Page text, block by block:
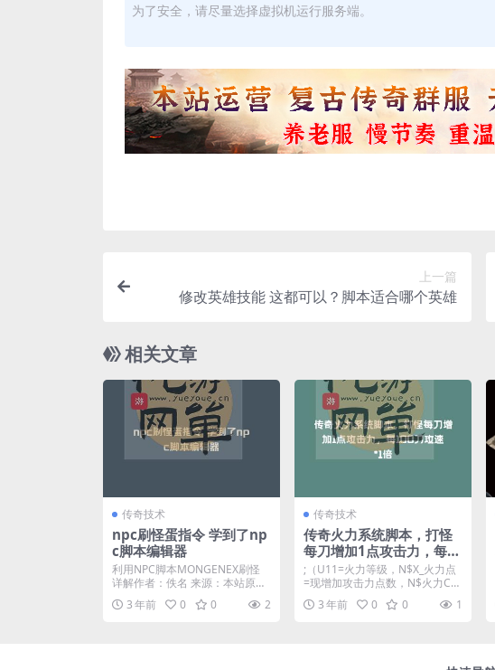
为了安全，请尽量选择虚拟机运行服务端。
上一篇
修改英雄技能 这都可以？脚本适合哪个英雄
相关文章
传奇技术
npc刷怪蛋指令 学到了np
c脚本编辑器
利用NPC脚本MONGENEX刷怪
详解作者：佚名 来源：本站原创
前往数：更新时...
3 年前 0 0 2
传奇技术
传奇火力系统脚本，打怪
每刀增加1点攻击力，每1
00刀攻速*1倍
;（U11=火力等级，N$X_火力点
=现增加攻击力点数，N$火力CD
=每次击杀怪...
3 年前 0 0 1